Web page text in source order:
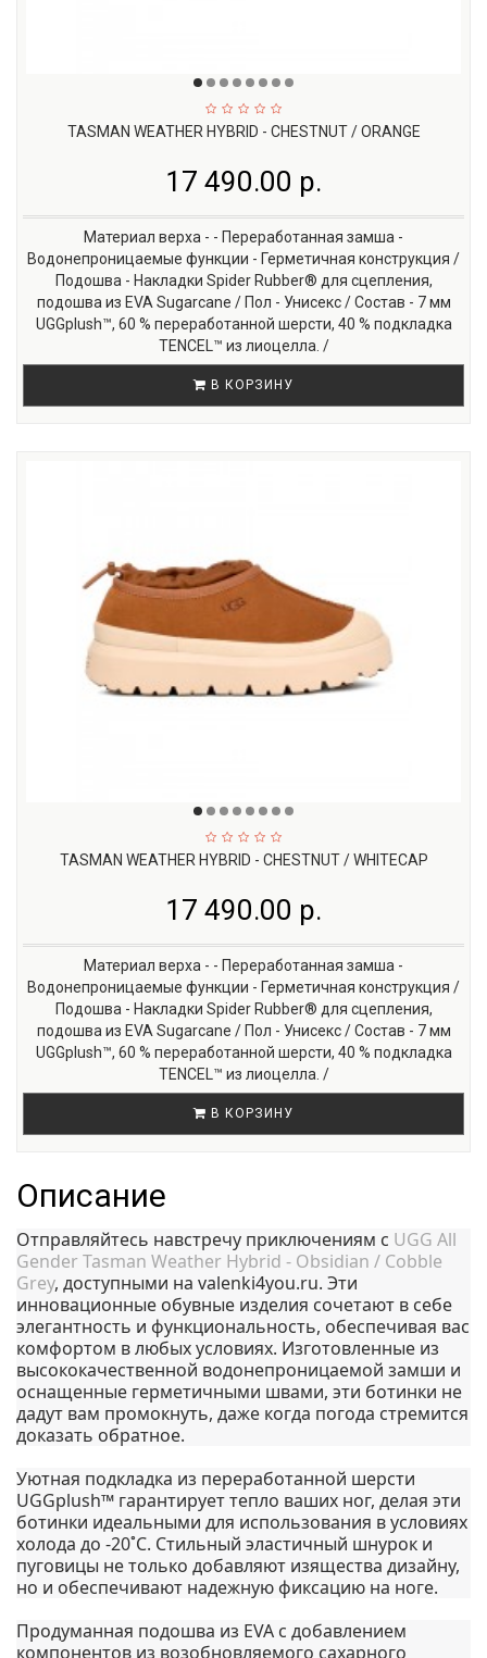
TASMAN WEATHER HYBRID - CHESTNUT / ORANGE
17 490.00 р.
Материал верха - - Переработанная замша -
Водонепроницаемые функции - Герметичная конструкция /
Подошва - Накладки Spider Rubber® для сцепления,
подошва из EVA Sugarcane / Пол - Унисекс / Состав - 7 мм
UGGplush™, 60 % переработанной шерсти, 40 % подкладка
TENCEL™ из лиоцелла. /
В КОРЗИНУ
TASMAN WEATHER HYBRID - CHESTNUT / WHITECAP
17 490.00 р.
Материал верха - - Переработанная замша -
Водонепроницаемые функции - Герметичная конструкция /
Подошва - Накладки Spider Rubber® для сцепления,
подошва из EVA Sugarcane / Пол - Унисекс / Состав - 7 мм
UGGplush™, 60 % переработанной шерсти, 40 % подкладка
TENCEL™ из лиоцелла. /
В КОРЗИНУ
Описание
Отправляйтесь навстречу приключениям с UGG All
Gender Tasman Weather Hybrid - Obsidian / Cobble
Grey, доступными на valenki4you.ru. Эти
инновационные обувные изделия сочетают в себе
элегантность и функциональность, обеспечивая вас
комфортом в любых условиях. Изготовленные из
высококачественной водонепроницаемой замши и
оснащенные герметичными швами, эти ботинки не
дадут вам промокнуть, даже когда погода стремится
доказать обратное.
Уютная подкладка из переработанной шерсти
UGGplush™ гарантирует тепло ваших ног, делая эти
ботинки идеальными для использования в условиях
холода до -20˚C. Стильный эластичный шнурок и
пуговицы не только добавляют изящества дизайну,
но и обеспечивают надежную фиксацию на ноге.
Продуманная подошва из EVA с добавлением
компонентов из возобновляемого сахарного